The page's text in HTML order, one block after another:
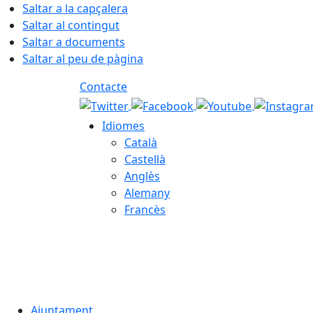
Saltar a la capçalera
Saltar al contingut
Saltar a documents
Saltar al peu de pàgina
Contacte
Idiomes
Català
Castellà
Anglès
Alemany
Francès